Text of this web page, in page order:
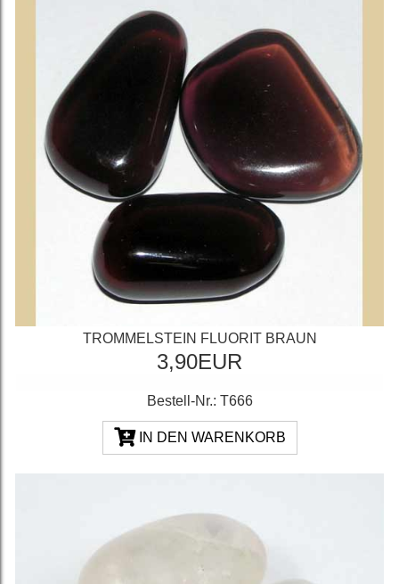
TROMMELSTEIN FLUORIT BRAUN
3,90EUR
Bestell-Nr.: T666
IN DEN WARENKORB